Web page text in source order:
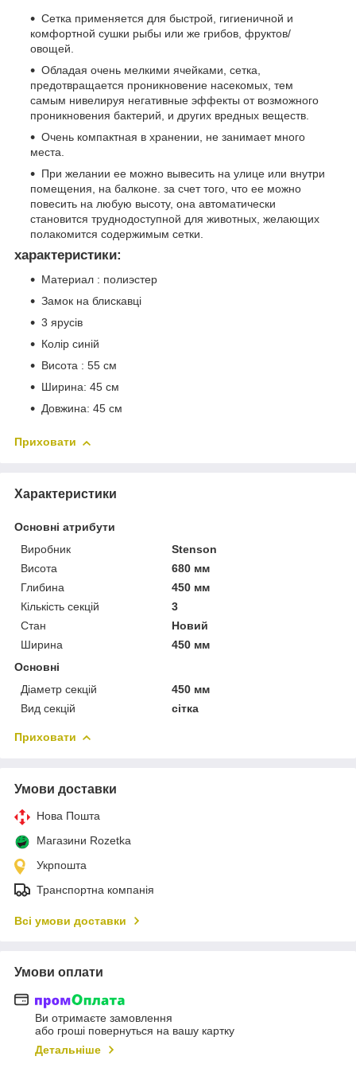
Сетка применяется для быстрой, гигиеничной и
комфортной сушки рыбы или же грибов, фруктов/
овощей.
Обладая очень мелкими ячейками, сетка,
предотвращается проникновение насекомых, тем
самым нивелируя негативные эффекты от возможного
проникновения бактерий, и других вредных веществ.
Очень компактная в хранении, не занимает много
места.
При желании ее можно вывесить на улице или внутри
помещения, на балконе. за счет того, что ее можно
повесить на любую высоту, она автоматически
становится труднодоступной для животных, желающих
полакомится содержимым сетки.
характеристики:
Материал : полиэстер
Замок на блискавці
3 ярусів
Колір синій
Висота : 55 см
Ширина: 45 см
Довжина: 45 см
Приховати
Характеристики
Основні атрибути
Виробник
Stenson
Висота
680 мм
Глибина
450 мм
Кількість секцій
3
Стан
Новий
Ширина
450 мм
Основні
Діаметр секцій
450 мм
Вид секцій
сітка
Приховати
Умови доставки
Нова Пошта
Магазини Rozetka
Укрпошта
Транспортна компанія
Всі умови доставки
Умови оплати
Ви отримаєте замовлення
або гроші повернуться на вашу картку
Детальніше